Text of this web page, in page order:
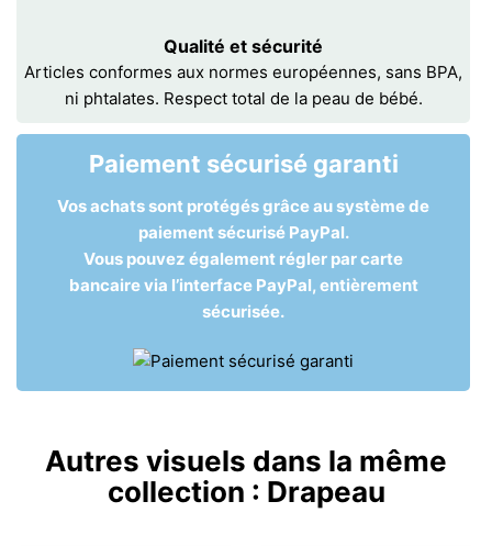
Qualité et sécurité
Articles conformes aux normes européennes, sans BPA,
ni phtalates. Respect total de la peau de bébé.
Paiement sécurisé garanti
Vos achats sont protégés grâce au système de
paiement sécurisé PayPal.
Vous pouvez également régler par carte
bancaire via l’interface PayPal, entièrement
sécurisée.
Autres visuels dans la même
collection : Drapeau